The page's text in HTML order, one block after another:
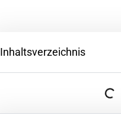
Inhaltsverzeichnis